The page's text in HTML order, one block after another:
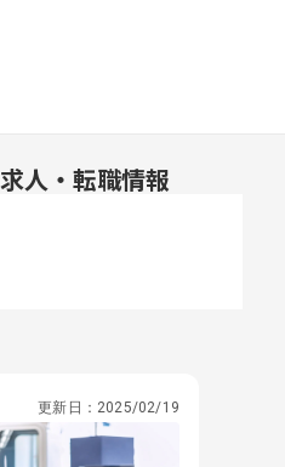
人・転職情報
更新日： 2025/02/19